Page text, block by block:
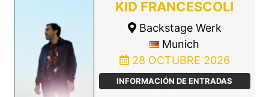
KID FRANCESCOLI
Backstage Werk
Munich
28 OCTUBRE 2026
INFORMACIÓN DE ENTRADAS